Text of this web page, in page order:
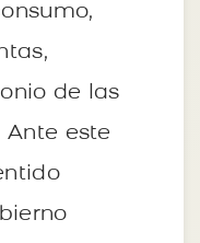
de las
Ante este